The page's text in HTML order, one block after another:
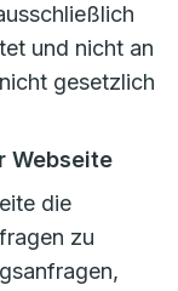
und nicht an
gesetzlich
Webseite
die
zu